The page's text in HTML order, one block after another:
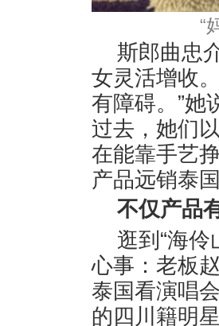
“
斯郎曲忠
女灵活增收
有障碍。”她
过去，她们
在能靠手艺
产品远销泰
不仅产品
逛到“海
心事：老板
泰国看演唱
的四川籍明